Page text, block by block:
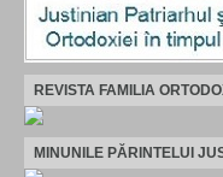
REVISTA FAMILIA
MINUNILE PĂRINTELUI